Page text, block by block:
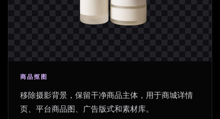
商品抠图
移除摄影背景，保留干净商品主体，用于商城详情
页、平台商品图、广告版式和素材库。